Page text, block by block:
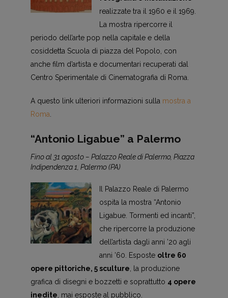
realizzate tra il 1960 e il 1969.
La mostra ripercorre il
periodo dell’arte pop nella capitale e della
cosiddetta Scuola di piazza del Popolo, con
anche film d’artista e documentari recuperati dal
Centro Sperimentale di Cinematografia di Roma.
A questo link ulteriori informazioni sulla mostra a
Roma
“Antonio Ligabue” a Palermo
Fino al 31 agosto – Palazzo Reale di Palermo, Piazza
Indipendenza 1, Palermo (PA)
Il Palazzo Reale di Palermo
ospita la mostra “Antonio
Ligabue. Tormenti ed incanti”,
che ripercorre la produzione
dell’artista dagli anni ’20 agli
anni ’60. Esposte oltre 60
opere pittoriche, 5 sculture , la produzione
grafica di disegni e bozzetti e soprattutto 4 opere
inedite , mai esposte al pubblico.